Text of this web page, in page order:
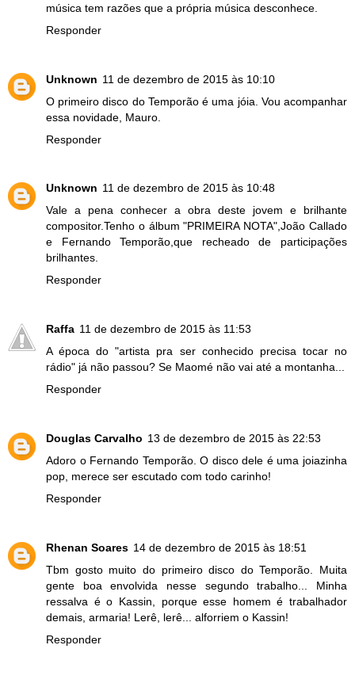
música tem razões que a própria música desconhece.
Responder
Unknown 11 de dezembro de 2015 às 10:10
O primeiro disco do Temporão é uma jóia. Vou acompanhar
essa novidade, Mauro.
Responder
Unknown 11 de dezembro de 2015 às 10:48
Vale a pena conhecer a obra deste jovem e brilhante
compositor.Tenho o álbum "PRIMEIRA NOTA",João Callado
e Fernando Temporão,que recheado de participações
brilhantes.
Responder
Raffa 11 de dezembro de 2015 às 11:53
A época do "artista pra ser conhecido precisa tocar no
rádio" já não passou? Se Maomé não vai até a montanha...
Responder
Douglas Carvalho 13 de dezembro de 2015 às 22:53
Adoro o Fernando Temporão. O disco dele é uma joiazinha
pop, merece ser escutado com todo carinho!
Responder
Rhenan Soares 14 de dezembro de 2015 às 18:51
Tbm gosto muito do primeiro disco do Temporão. Muita
gente boa envolvida nesse segundo trabalho... Minha
ressalva é o Kassin, porque esse homem é trabalhador
demais, armaria! Lerê, lerê... alforriem o Kassin!
Responder